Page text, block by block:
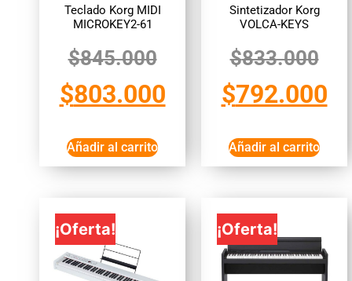
Teclado Korg MIDI
MICROKEY2-61
$845.000
$803.000
Añadir al carrito
Sintetizador Korg
VOLCA-KEYS
$833.000
$792.000
Añadir al carrito
¡Oferta! ¡Oferta!